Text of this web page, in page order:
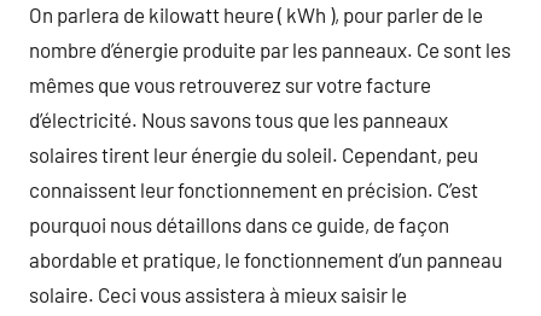
On parlera de kilowatt heure ( kWh ), pour parler de le
nombre d’énergie produite par les panneaux. Ce sont les
mêmes que vous retrouverez sur votre facture
d’électricité. Nous savons tous que les panneaux
solaires tirent leur énergie du soleil. Cependant, peu
connaissent leur fonctionnement en précision. C’est
pourquoi nous détaillons dans ce guide, de façon
abordable et pratique, le fonctionnement d’un panneau
solaire. Ceci vous assistera à mieux saisir le